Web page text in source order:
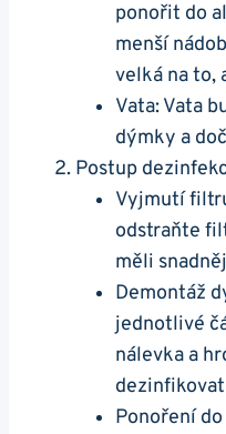
ponořit do
menší
velká na to,
Vata: Vata
dýmky a
Postup
Vyjmutí
odstraňte
měli
Demontáž
jednotlivé
nálevka a
Ponoření